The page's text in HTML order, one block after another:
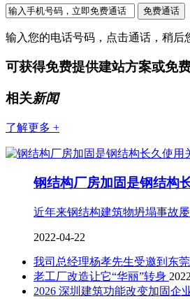
输入您的电话号码，点击通话，稍后
可获得免费提供建站方案或免
相关新闻
了解更多 +
钢结构厂房加固是钢结构
近年来钢结构建筑物坍塌事故
2022-04-22
我司总经理杨孝先生受邀到东
老工厂改造让它“华丽”转身
2026 深圳建筑功能改变加固企